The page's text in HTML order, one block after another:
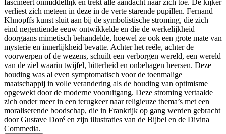
fascineert onmiddellijk en trekt alle aandacht naar zich toe. De kijker
verliest zich meteen in deze in de verte starende pupillen. Fernand
Khnopffs kunst sluit aan bij de symbolistische stroming, die zich
eind negentiende eeuw ontwikkelde en die de werkelijkheid
doorgaans mimetisch behandelde, hoewel ze ook een grote mate van
mysterie en innerlijkheid bevatte. Achter het reële, achter de
voorwerpen of de wezens, schuilt een verborgen wereld, een wereld
van de ziel waarin twijfel, bitterheid en onbehagen heersen. Deze
houding was al even symptomatisch voor de toenmalige
maatschappij in volle verandering als de houding van optimisme
opgewekt door de moderne vooruitgang. Deze stroming vertaalde
zich onder meer in een terugkeer naar religieuze thema’s met een
moraliserende boodschap, die in Frankrijk op gang werden gebracht
door Gustave Doré en zijn illustraties van de Bijbel en de Divina
Commedia.